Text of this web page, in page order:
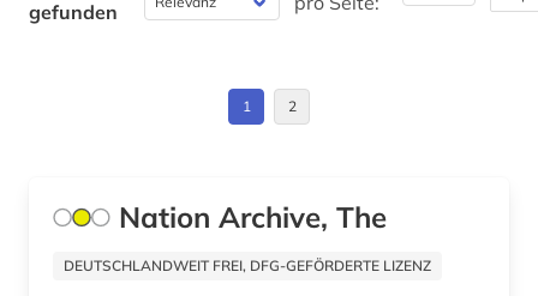
primärquellen (1)
schwarze lyrik (1)
seemann (1)
gefunden
1 2
Nation Archive, The
DEUTSCHLANDWEIT FREI, DFG-GEFÖRDERTE LIZENZ